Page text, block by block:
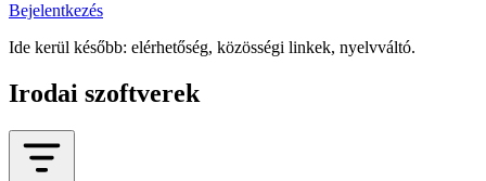
Bejelentkezés
Ide kerül később: elérhetőség, közösségi linkek, nyelvváltó.
Irodai szoftverek